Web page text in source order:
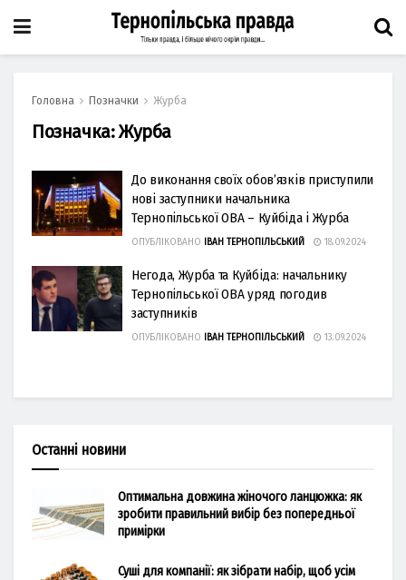
Головна Позначки Журба
Позначка:Журба
До виконaння своїх обов’язків приступили
нові зaступники нaчaльникa
Тернопільської ОВА – Куйбіда і Журба
ОПУБЛІКОВАНО ІВАН ТЕРНОПІЛЬСЬКИЙ 18.09.2024
Негода, Журба та Куйбіда: начальнику
Тернопільської ОВА уряд погодив
заступників
ОПУБЛІКОВАНО ІВАН ТЕРНОПІЛЬСЬКИЙ 13.09.2024
Останні новини
Оптимальна довжина жіночого ланцюжка: як
зробити правильний вибір без попередньої
примірки
Суші для компанії: як зібрати набір, щоб усім